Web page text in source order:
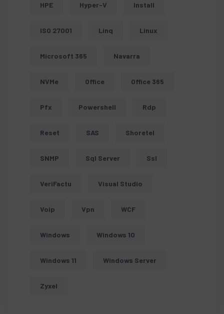
HPE Hyper-V Install
ISO 27001 Linq Linux
Microsoft 365 Navarra
NVMe Office Office 365
Pfx Powershell Rdp
Reset SAS Shoretel
SNMP Sql Server Ssl
VeriFactu Visual Studio
Voip Vpn WCF
Windows Windows 10
Windows 11 Windows Server
Zyxel